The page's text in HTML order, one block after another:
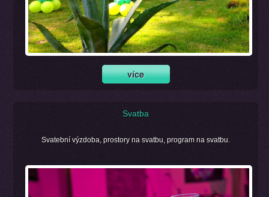
Svatba
Svatební výzdoba, prostory na svatbu, program na svatbu.